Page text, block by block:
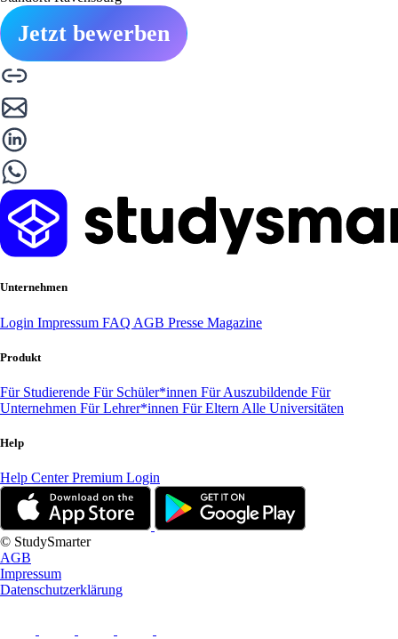
Jetzt bewerben
Unternehmen
Login Impressum FAQ AGB Presse Magazine
Produkt
Für Studierende Für Schüler*innen Für Auszubildende Für
Unternehmen Für Lehrer*innen Für Eltern Alle Universitäten
Help
Help CenterPremium Login
© StudySmarter
AGB
Impressum
Datenschutzerklärung